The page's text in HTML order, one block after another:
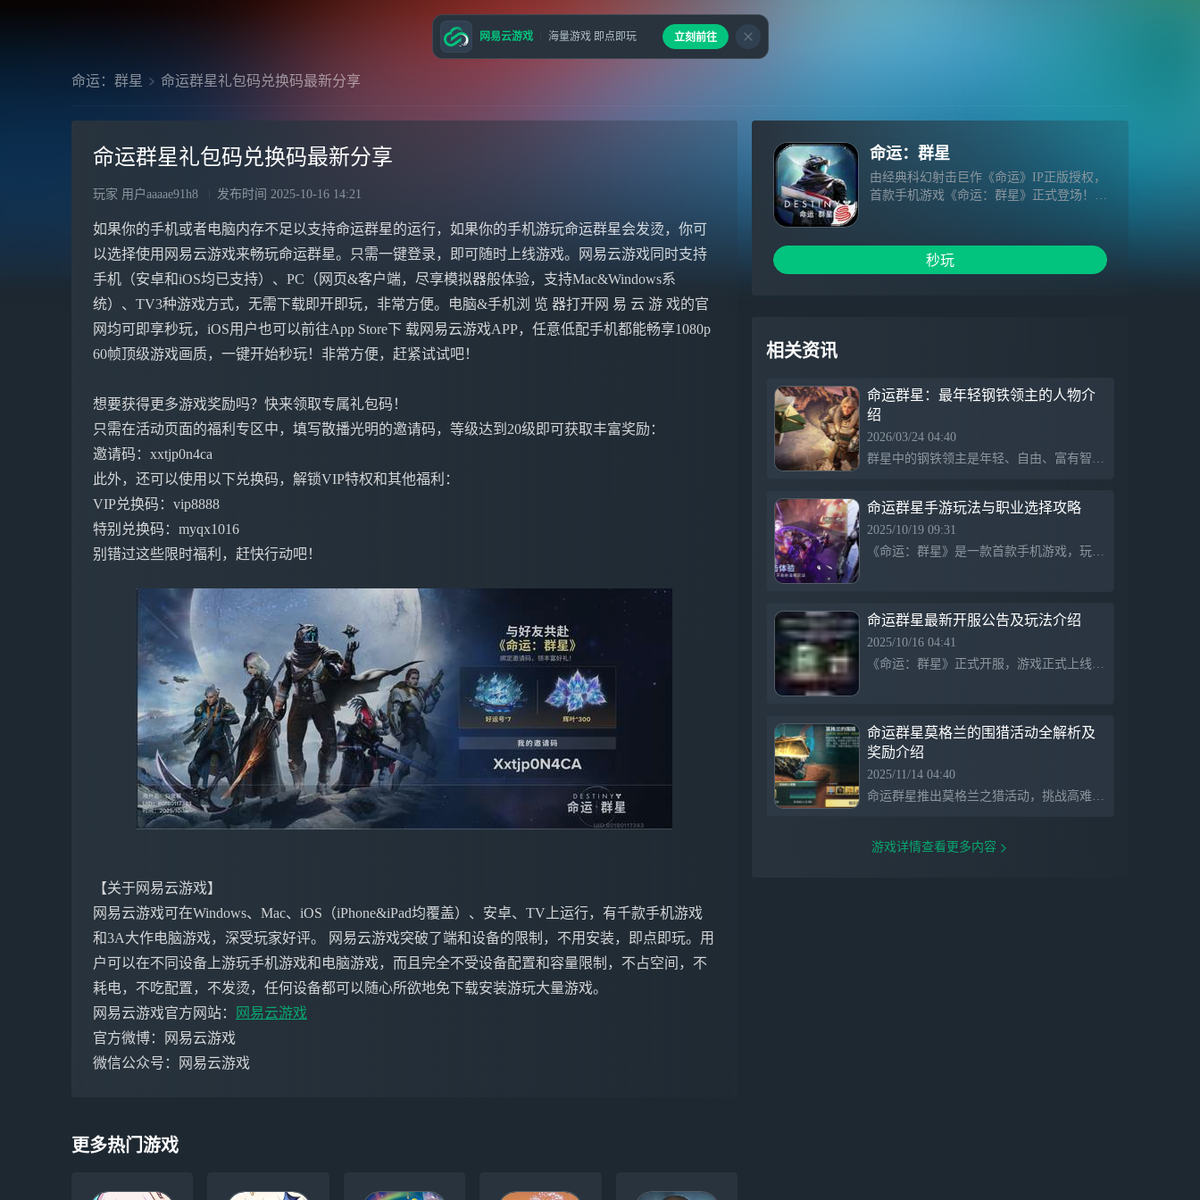
命运：群星 命运群星礼包码兑换码最新分享
命运群星礼包码兑换码最新分享
玩家 用户aaaae91h8 发布时间 2025-10-16 14:21
如果你的手机或者电脑内存不足以支持命运群星的运行，如果你的手机游玩命运群星会发烫，你可
以选择使用网易云游戏来畅玩命运群星。只需一键登录，即可随时上线游戏。网易云游戏同时支持
手机（安卓和iOS均已支持）、PC（网页&客户端，尽享模拟器般体验，支持Mac&Windows系
统）、TV3种游戏方式，无需下载即开即玩，非常方便。电脑&手机浏 览 器打开网 易 云 游 戏的官
网均可即享秒玩，iOS用户也可以前往App Store下 载网易云游戏APP，任意低配手机都能畅享1080p
60帧顶级游戏画质，一键开始秒玩！非常方便，赶紧试试吧！
想要获得更多游戏奖励吗？快来领取专属礼包码！
只需在活动页面的福利专区中，填写散播光明的邀请码，等级达到20级即可获取丰富奖励：
邀请码：xxtjp0n4ca
此外，还可以使用以下兑换码，解锁VIP特权和其他福利：
VIP兑换码：vip8888
特别兑换码：myqx1016
别错过这些限时福利，赶快行动吧！
【关于网易云游戏】
网易云游戏可在Windows、Mac、iOS（iPhone&iPad均覆盖）、安卓、TV上运行，有千款手机游戏
和3A大作电脑游戏，深受玩家好评。 网易云游戏突破了端和设备的限制，不用安装，即点即玩。用
户可以在不同设备上游玩手机游戏和电脑游戏，而且完全不受设备配置和容量限制，不占空间，不
耗电，不吃配置，不发烫，任何设备都可以随心所欲地免下载安装游玩大量游戏。
网易云游戏官方网站：
网易云游戏
官方微博：网易云游戏
微信公众号：网易云游戏
命运：群星
由经典科幻射击巨作《命运》IP正版授权，
首款手机游戏《命运：群星》正式登场！在
射击快感。
秒玩
相关资讯
命运群星：最年轻钢铁领主的人物介
绍
2026/03/24 04:40
群星中的钢铁领主是年轻、自由、富有智慧的角色，她在关键时刻提出创新方案，带来转机，展现非凡影响力，激励伙伴勇往直前。
命运群星手游玩法与职业选择攻略
2025/10/19 09:31
《命运：群星》是一款首款手机游戏，玩家可自由切换视角，在浩瀚宇宙中体验沉浸式射击乐趣。游戏提供猎人和术士两种职业，猎人专注远程精准输出，适合狙击；术士则擅长控场和辅助，能吸附敌人和快速清场，适合团队合作。
命运群星最新开服公告及玩法介绍
2025/10/16 04:41
《命运：群星》正式开服，游戏正式上线，玩家可以开始体验这款科幻策略游戏的精彩内容。
命运群星莫格兰的围猎活动全解析及
奖励介绍
2025/11/14 04:40
命运群星推出莫格兰之猎活动，挑战高难度副本，限时完成积分目标可获丰厚奖励，包括珍稀武器和限时聊天框皮肤，鼓励玩家组队参与，活动于11月14日至22日举行，战队等级71级以上方可参加。
游戏详情查看更多内容
更多热门游戏
网易云游戏 海量游戏 即点即玩 立刻前往